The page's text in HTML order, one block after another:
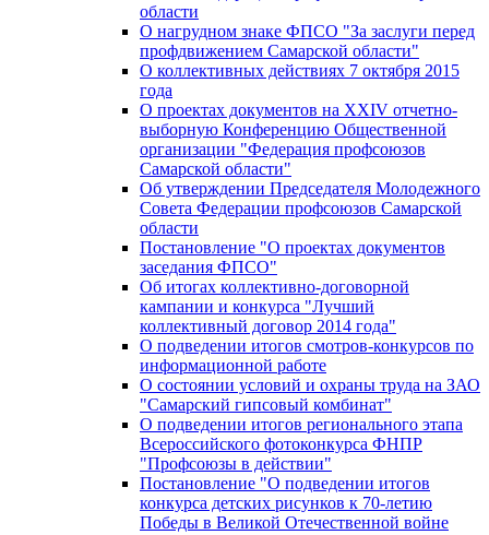
области
О нагрудном знаке ФПСО "За заслуги перед
профдвижением Самарской области"
О коллективных действиях 7 октября 2015
года
О проектах документов на XXIV отчетно-
выборную Конференцию Общественной
организации "Федерация профсоюзов
Самарской области"
Об утверждении Председателя Молодежного
Совета Федерации профсоюзов Самарской
области
Постановление "О проектах документов
заседания ФПСО"
Об итогах коллективно-договорной
кампании и конкурса "Лучший
коллективный договор 2014 года"
О подведении итогов смотров-конкурсов по
информационной работе
О состоянии условий и охраны труда на ЗАО
"Самарский гипсовый комбинат"
О подведении итогов регионального этапа
Всероссийского фотоконкурса ФНПР
"Профсоюзы в действии"
Постановление "О подведении итогов
конкурса детских рисунков к 70-летию
Победы в Великой Отечественной войне